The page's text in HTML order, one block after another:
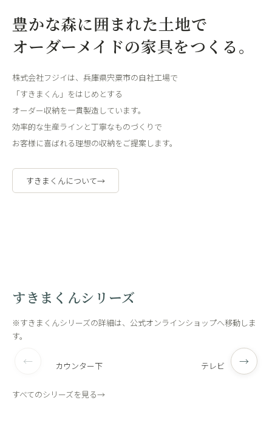
豊かな森に囲まれた土地で
オーダーメイドの家具をつくる。
株式会社フジイは、兵庫県宍粟市の自社工場で
「すきまくん」をはじめとする
オーダー収納を一貫製造しています。
効率的な生産ラインと丁寧なものづくりで
お客様に喜ばれる理想の収納をご提案します。
すきまくんについて→
すきまくんシリーズ
すべてのシリーズを見る→
※すきまくんシリーズの詳細は、公式オンラインショップへ移動しま
す。
← カウンター下 テレビ →